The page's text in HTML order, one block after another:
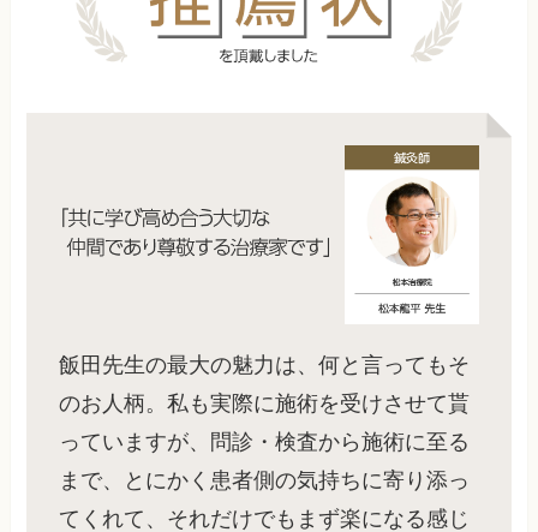
飯田先生の最大の魅力は、何と言ってもそ
のお人柄。私も実際に施術を受けさせて貰
っていますが、問診・検査から施術に至る
まで、とにかく患者側の気持ちに寄り添っ
てくれて、それだけでもまず楽になる感じ